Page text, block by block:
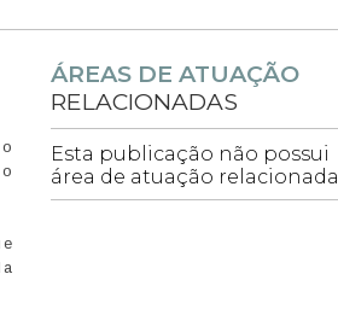
ÁREAS DE ATUAÇÃO
RELACIONADAS
Esta publicação não possui
área de atuação relacionada